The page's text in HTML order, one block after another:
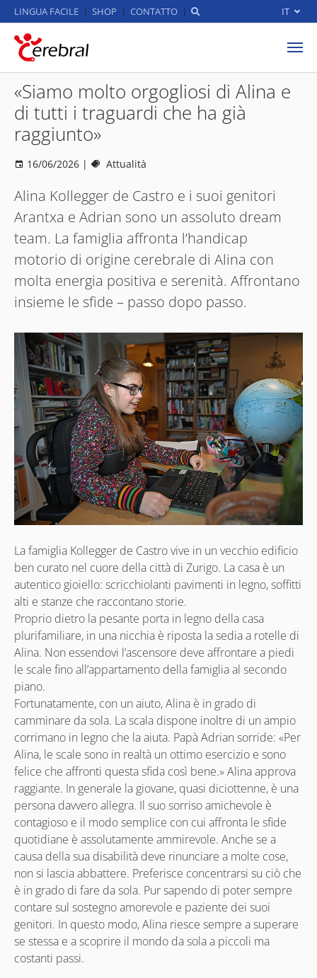
LINGUA FACILE SHOP CONTATTO IT
«Siamo molto orgogliosi di Alina e
di tutti i traguardi che ha già
raggiunto»
16/06/2026 | Attualità
Alina Kollegger de Castro e i suoi genitori
Arantxa e Adrian sono un assoluto dream
team. La famiglia affronta l’handicap
motorio di origine cerebrale di Alina con
molta energia positiva e serenità. Affrontano
insieme le sfide – passo dopo passo.
La famiglia Kollegger de Castro vive in un vecchio edificio
ben curato nel cuore della città di Zurigo. La casa è un
autentico gioiello: scricchiolanti pavimenti in legno, soffitti
alti e stanze che raccontano storie.
Proprio dietro la pesante porta in legno della casa
plurifamiliare, in una nicchia è riposta la sedia a rotelle di
Alina. Non essendovi l’ascensore deve affrontare a piedi
le scale fino all’appartamento della famiglia al secondo
piano.
Fortunatamente, con un aiuto, Alina è in grado di
camminare da sola. La scala dispone inoltre di un ampio
corrimano in legno che la aiuta. Papà Adrian sorride: «Per
Alina, le scale sono in realtà un ottimo esercizio e sono
felice che affronti questa sfida così bene.» Alina approva
raggiante. In generale la giovane, quasi diciottenne, è una
persona davvero allegra. Il suo sorriso amichevole è
contagioso e il modo semplice con cui affronta le sfide
quotidiane è assolutamente ammirevole. Anche se a
causa della sua disabilità deve rinunciare a molte cose,
non si lascia abbattere. Preferisce concentrarsi su ciò che
è in grado di fare da sola. Pur sapendo di poter sempre
contare sul sostegno amorevole e paziente dei suoi
genitori. In questo modo, Alina riesce sempre a superare
se stessa e a scoprire il mondo da sola a piccoli ma
costanti passi.